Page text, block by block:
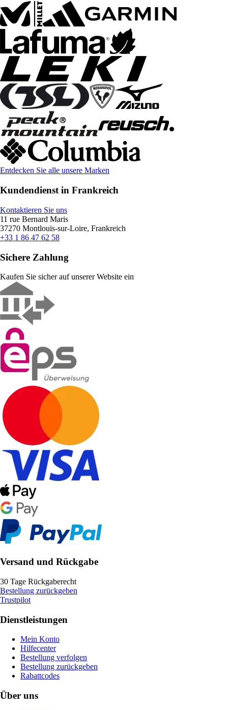
Entdecken Sie alle unsere Marken
Kundendienst in Frankreich
Kontaktieren Sie uns
11 rue Bernard Maris
37270 Montlouis-sur-Loire, Frankreich
+33 1 86 47 62 58
Sichere Zahlung
Kaufen Sie sicher auf unserer Website ein
Versand und Rückgabe
30 Tage Rückgaberecht
Bestellung zurückgeben
Trustpilot
Dienstleistungen
Mein Konto
Hilfecenter
Bestellung verfolgen
Bestellung zurückgeben
Rabattcodes
Über uns